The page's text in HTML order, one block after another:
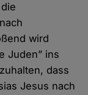
wird
Juden” ins
dass
Jesus nach